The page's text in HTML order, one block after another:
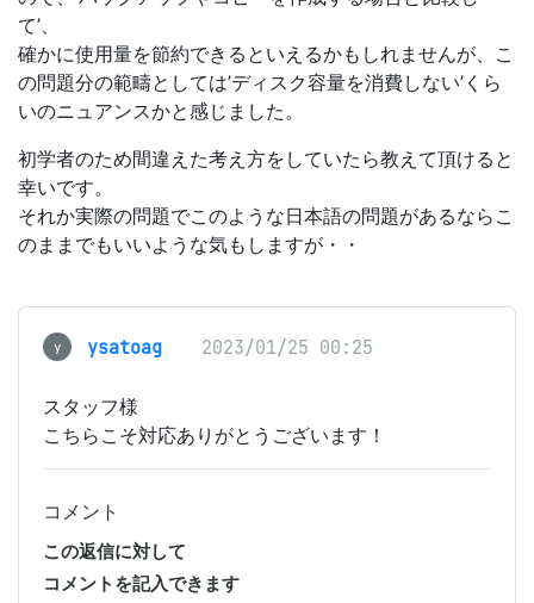
て’、
確かに使用量を節約できるといえるかもしれませんが、こ
の問題分の範疇としては’ディスク容量を消費しない’くら
いのニュアンスかと感じました。
初学者のため間違えた考え方をしていたら教えて頂けると
幸いです。
それか実際の問題でこのような日本語の問題があるならこ
のままでもいいような気もしますが・・
y ysatoag 2023/01/25 00:25
スタッフ様
こちらこそ対応ありがとうございます！
コメント
この返信に対して
コメントを記入できます